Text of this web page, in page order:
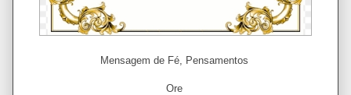
Mensagem de Fé, Pensamentos
Ore